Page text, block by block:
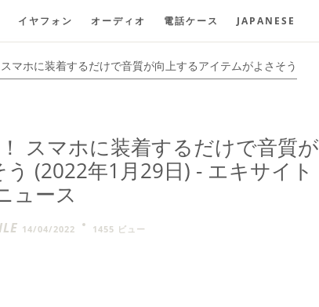
イヤフォン オーディオ 電話ケース JAPANESE
マホに装着するだけで音質が向上するアイテムがよさそう
スマホに装着するだけで音質が
(2022年1月29日) - エキサイト
ュース
14/04/2022 1455 ビュー